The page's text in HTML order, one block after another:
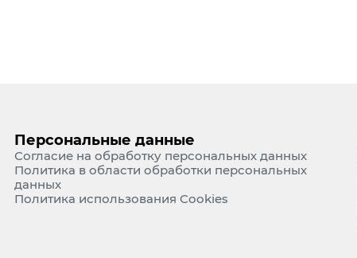
Персональные данные
Согласие на обработку персональных данных
Политика в области обработки персональных
данных
Политика использования Cookies